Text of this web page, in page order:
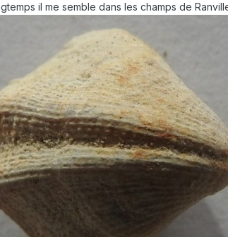
il me semble dans les champs de